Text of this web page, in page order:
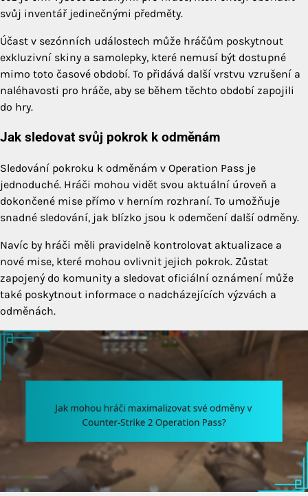
svůj inventář jedinečnými předměty.
Účast v sezónních událostech může hráčům poskytnout
exkluzivní skiny a samolepky, které nemusí být dostupné
mimo toto časové období. To přidává další vrstvu vzrušení a
naléhavosti pro hráče, aby se během těchto období zapojili
do hry.
Jak sledovat svůj pokrok k odměnám
Sledování pokroku k odměnám v Operation Pass je
jednoduché. Hráči mohou vidět svou aktuální úroveň a
dokončené mise přímo v herním rozhraní. To umožňuje
snadné sledování, jak blízko jsou k odemčení další odměny.
Navíc by hráči měli pravidelně kontrolovat aktualizace a
nové mise, které mohou ovlivnit jejich pokrok. Zůstat
zapojený do komunity a sledovat oficiální oznámení může
také poskytnout informace o nadcházejících výzvách a
odměnách.